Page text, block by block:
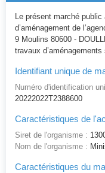
Le présent marché
d’aménagement de
9 Moulins 80600 -
travaux
Identifiant unique de
Numéro d'identification
20222022T2388600
Caractéristiques de
Siret de l'organisme :
Nom de l'organisme :
Caractéristiques du